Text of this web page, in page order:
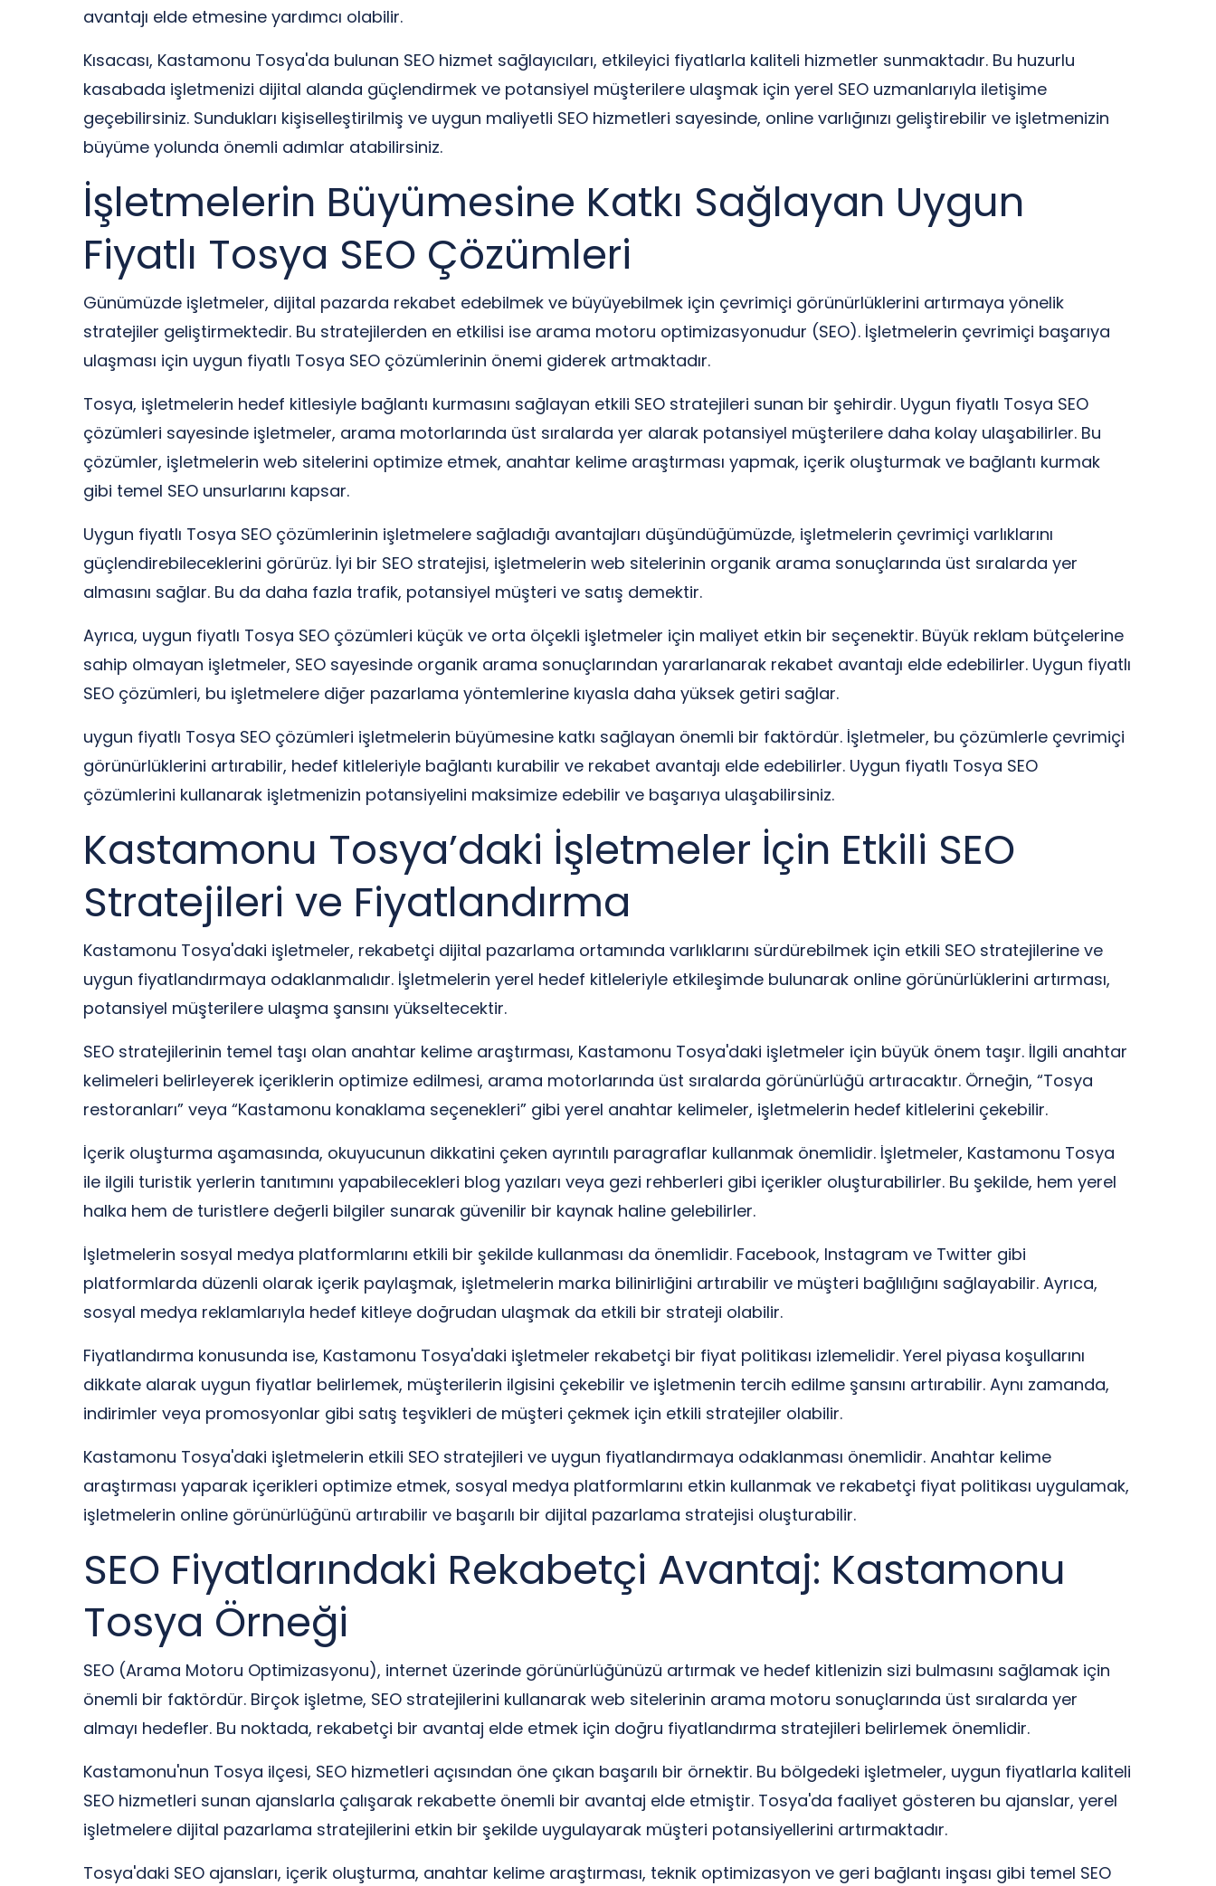
avantajı elde etmesine yardımcı olabilir.
Kısacası, Kastamonu Tosya'da bulunan SEO hizmet sağlayıcıları, etkileyici fiyatlarla kaliteli hizmetler sunmaktadır. Bu huzurlu
kasabada işletmenizi dijital alanda güçlendirmek ve potansiyel müşterilere ulaşmak için yerel SEO uzmanlarıyla iletişime
geçebilirsiniz. Sundukları kişiselleştirilmiş ve uygun maliyetli SEO hizmetleri sayesinde, online varlığınızı geliştirebilir ve işletmenizin
büyüme yolunda önemli adımlar atabilirsiniz.
İşletmelerin Büyümesine Katkı Sağlayan Uygun
Fiyatlı Tosya SEO Çözümleri
Günümüzde işletmeler, dijital pazarda rekabet edebilmek ve büyüyebilmek için çevrimiçi görünürlüklerini artırmaya yönelik
stratejiler geliştirmektedir. Bu stratejilerden en etkilisi ise arama motoru optimizasyonudur (SEO). İşletmelerin çevrimiçi başarıya
ulaşması için uygun fiyatlı Tosya SEO çözümlerinin önemi giderek artmaktadır.
Tosya, işletmelerin hedef kitlesiyle bağlantı kurmasını sağlayan etkili SEO stratejileri sunan bir şehirdir. Uygun fiyatlı Tosya SEO
çözümleri sayesinde işletmeler, arama motorlarında üst sıralarda yer alarak potansiyel müşterilere daha kolay ulaşabilirler. Bu
çözümler, işletmelerin web sitelerini optimize etmek, anahtar kelime araştırması yapmak, içerik oluşturmak ve bağlantı kurmak
gibi temel SEO unsurlarını kapsar.
Uygun fiyatlı Tosya SEO çözümlerinin işletmelere sağladığı avantajları düşündüğümüzde, işletmelerin çevrimiçi varlıklarını
güçlendirebileceklerini görürüz. İyi bir SEO stratejisi, işletmelerin web sitelerinin organik arama sonuçlarında üst sıralarda yer
almasını sağlar. Bu da daha fazla trafik, potansiyel müşteri ve satış demektir.
Ayrıca, uygun fiyatlı Tosya SEO çözümleri küçük ve orta ölçekli işletmeler için maliyet etkin bir seçenektir. Büyük reklam bütçelerine
sahip olmayan işletmeler, SEO sayesinde organik arama sonuçlarından yararlanarak rekabet avantajı elde edebilirler. Uygun fiyatlı
SEO çözümleri, bu işletmelere diğer pazarlama yöntemlerine kıyasla daha yüksek getiri sağlar.
uygun fiyatlı Tosya SEO çözümleri işletmelerin büyümesine katkı sağlayan önemli bir faktördür. İşletmeler, bu çözümlerle çevrimiçi
görünürlüklerini artırabilir, hedef kitleleriyle bağlantı kurabilir ve rekabet avantajı elde edebilirler. Uygun fiyatlı Tosya SEO
çözümlerini kullanarak işletmenizin potansiyelini maksimize edebilir ve başarıya ulaşabilirsiniz.
Kastamonu Tosya’daki İşletmeler İçin Etkili SEO
Stratejileri ve Fiyatlandırma
Kastamonu Tosya'daki işletmeler, rekabetçi dijital pazarlama ortamında varlıklarını sürdürebilmek için etkili SEO stratejilerine ve
uygun fiyatlandırmaya odaklanmalıdır. İşletmelerin yerel hedef kitleleriyle etkileşimde bulunarak online görünürlüklerini artırması,
potansiyel müşterilere ulaşma şansını yükseltecektir.
SEO stratejilerinin temel taşı olan anahtar kelime araştırması, Kastamonu Tosya'daki işletmeler için büyük önem taşır. İlgili anahtar
kelimeleri belirleyerek içeriklerin optimize edilmesi, arama motorlarında üst sıralarda görünürlüğü artıracaktır. Örneğin, “Tosya
restoranları” veya “Kastamonu konaklama seçenekleri” gibi yerel anahtar kelimeler, işletmelerin hedef kitlelerini çekebilir.
İçerik oluşturma aşamasında, okuyucunun dikkatini çeken ayrıntılı paragraflar kullanmak önemlidir. İşletmeler, Kastamonu Tosya
ile ilgili turistik yerlerin tanıtımını yapabilecekleri blog yazıları veya gezi rehberleri gibi içerikler oluşturabilirler. Bu şekilde, hem yerel
halka hem de turistlere değerli bilgiler sunarak güvenilir bir kaynak haline gelebilirler.
İşletmelerin sosyal medya platformlarını etkili bir şekilde kullanması da önemlidir. Facebook, Instagram ve Twitter gibi
platformlarda düzenli olarak içerik paylaşmak, işletmelerin marka bilinirliğini artırabilir ve müşteri bağlılığını sağlayabilir. Ayrıca,
sosyal medya reklamlarıyla hedef kitleye doğrudan ulaşmak da etkili bir strateji olabilir.
Fiyatlandırma konusunda ise, Kastamonu Tosya'daki işletmeler rekabetçi bir fiyat politikası izlemelidir. Yerel piyasa koşullarını
dikkate alarak uygun fiyatlar belirlemek, müşterilerin ilgisini çekebilir ve işletmenin tercih edilme şansını artırabilir. Aynı zamanda,
indirimler veya promosyonlar gibi satış teşvikleri de müşteri çekmek için etkili stratejiler olabilir.
Kastamonu Tosya'daki işletmelerin etkili SEO stratejileri ve uygun fiyatlandırmaya odaklanması önemlidir. Anahtar kelime
araştırması yaparak içerikleri optimize etmek, sosyal medya platformlarını etkin kullanmak ve rekabetçi fiyat politikası uygulamak,
işletmelerin online görünürlüğünü artırabilir ve başarılı bir dijital pazarlama stratejisi oluşturabilir.
SEO Fiyatlarındaki Rekabetçi Avantaj: Kastamonu
Tosya Örneği
SEO (Arama Motoru Optimizasyonu), internet üzerinde görünürlüğünüzü artırmak ve hedef kitlenizin sizi bulmasını sağlamak için
önemli bir faktördür. Birçok işletme, SEO stratejilerini kullanarak web sitelerinin arama motoru sonuçlarında üst sıralarda yer
almayı hedefler. Bu noktada, rekabetçi bir avantaj elde etmek için doğru fiyatlandırma stratejileri belirlemek önemlidir.
Kastamonu'nun Tosya ilçesi, SEO hizmetleri açısından öne çıkan başarılı bir örnektir. Bu bölgedeki işletmeler, uygun fiyatlarla kaliteli
SEO hizmetleri sunan ajanslarla çalışarak rekabette önemli bir avantaj elde etmiştir. Tosya'da faaliyet gösteren bu ajanslar, yerel
işletmelere dijital pazarlama stratejilerini etkin bir şekilde uygulayarak müşteri potansiyellerini artırmaktadır.
Tosya'daki SEO ajansları, içerik oluşturma, anahtar kelime araştırması, teknik optimizasyon ve geri bağlantı inşası gibi temel SEO